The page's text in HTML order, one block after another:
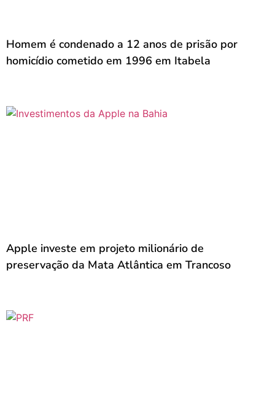
Homem é condenado a 12 anos de prisão por
homicídio cometido em 1996 em Itabela
Apple investe em projeto milionário de
preservação da Mata Atlântica em Trancoso